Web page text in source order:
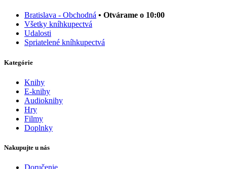
Bratislava - Obchodná • Otvárame o 10:00
Všetky kníhkupectvá
Udalosti
Spriatelené kníhkupectvá
Kategórie
Knihy
E-knihy
Audioknihy
Hry
Filmy
Doplnky
Nakupujte u nás